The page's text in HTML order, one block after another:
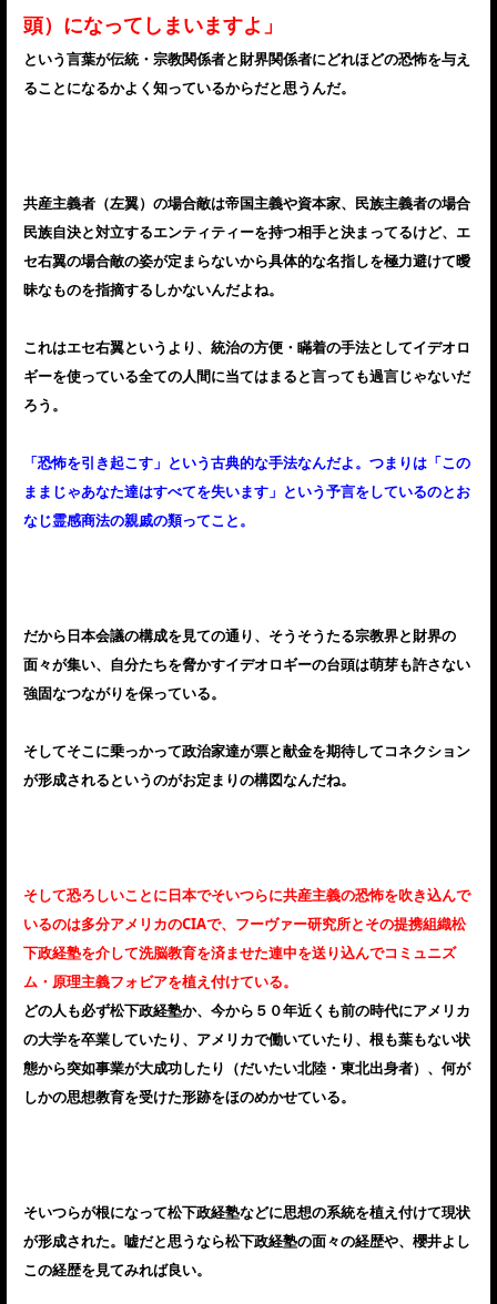
頭）になってしまいますよ」
という言葉が伝統・宗教関係者と財界関係者にどれほどの恐怖を与え
ることになるかよく知っているからだと思うんだ。
共産主義者（左翼）の場合敵は帝国主義や資本家、民族主義者の場合
民族自決と対立するエンティティーを持つ相手と決まってるけど、エ
セ右翼の場合敵の姿が定まらないから具体的な名指しを極力避けて曖
昧なものを指摘するしかないんだよね。
これはエセ右翼というより、統治の方便・瞞着の手法としてイデオロ
ギーを使っている全ての人間に当てはまると言っても過言じゃないだ
ろう。
「恐怖を引き起こす」という古典的な手法なんだよ。つまりは「この
ままじゃあなた達はすべてを失います」という予言をしているのとお
なじ霊感商法の親戚の類ってこと。
だから日本会議の構成を見ての通り、そうそうたる宗教界と財界の
面々が集い、自分たちを脅かすイデオロギーの台頭は萌芽も許さない
強固なつながりを保っている。
そしてそこに乗っかって政治家達が票と献金を期待してコネクション
が形成されるというのがお定まりの構図なんだね。
そして恐ろしいことに日本でそいつらに共産主義の恐怖を吹き込んで
いるのは多分アメリカのCIAで、フーヴァー研究所とその提携組織松
下政経塾を介して洗脳教育を済ませた連中を送り込んでコミュニズ
ム・原理主義フォビアを植え付けている。
どの人も必ず松下政経塾か、今から５０年近くも前の時代にアメリカ
の大学を卒業していたり、アメリカで働いていたり、根も葉もない状
態から突如事業が大成功したり（だいたい北陸・東北出身者）、何が
しかの思想教育を受けた形跡をほのめかせている。
そいつらが根になって松下政経塾などに思想の系統を植え付けて現状
が形成された。嘘だと思うなら松下政経塾の面々の経歴や、櫻井よし
この経歴を見てみれば良い。